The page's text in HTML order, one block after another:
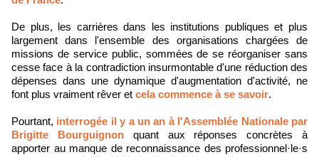
De plus, les carrières dans les institutions publiques et plus
largement dans l'ensemble des organisations chargées de
missions de service public, sommées de se réorganiser sans
cesse face à la contradiction insurmontable d'une réduction des
dépenses dans une dynamique d'augmentation d'activité, ne
font plus vraiment rêver et cela commence à se savoir.
Pourtant, interrogée il y a un an à l'Assemblée Nationale par
Brigitte Bourguignonquant aux réponses concrètes à
apporter au manque de reconnaissance des professionnel·le·s